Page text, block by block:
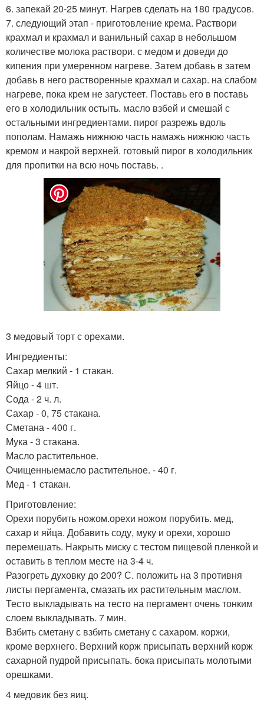
6. запекай 20-25 минут. Нагрев сделать на 180 градусов.
7. следующий этап - приготовление крема. Раствори
крахмал и крахмал и ванильный сахар в небольшом
количестве молока раствори. с медом и доведи до
кипения при умеренном нагреве. Затем добавь в затем
добавь в него растворенные крахмал и сахар. на слабом
нагреве, пока крем не загустеет. Поставь его в поставь
его в холодильник остыть. масло взбей и смешай с
остальными ингредиентами. пирог разрежь вдоль
пополам. Намажь нижнюю часть намажь нижнюю часть
кремом и накрой верхней. готовый пирог в холодильник
для пропитки на всю ночь поставь. .
3 медовый торт с орехами.
Ингредиенты:
Сахар мелкий - 1 стакан.
Яйцо - 4 шт.
Сода - 2 ч. л.
Сахар - 0, 75 стакана.
Сметана - 400 г.
Мука - 3 стакана.
Масло растительное.
Очищенныемасло растительное. - 40 г.
Мед - 1 стакан.
Приготовление:
Орехи порубить ножом.орехи ножом порубить. мед,
сахар и яйца. Добавить соду, муку и орехи, хорошо
перемешать. Накрыть миску с тестом пищевой пленкой и
оставить в теплом месте на 3-4 ч.
Разогреть духовку до 200? С. положить на 3 противня
листы пергамента, смазать их растительным маслом.
Тесто выкладывать на тесто на пергамент очень тонким
слоем выкладывать. 7 мин.
Взбить сметану с взбить сметану с сахаром. коржи,
кроме верхнего. Верхний корж присыпать верхний корж
сахарной пудрой присыпать. бока присыпать молотыми
орешками.
4 медовик без яиц.